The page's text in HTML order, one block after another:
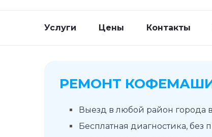
Услуги Цены Контакты
РЕМОНТ
Выезд в любой район города
Бесплатная диагностика, без